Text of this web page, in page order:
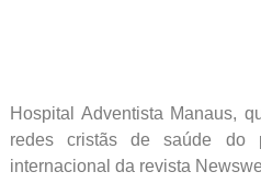
Hospital Adventista Manaus,
redes cristãs de saúde do
internacional da revista